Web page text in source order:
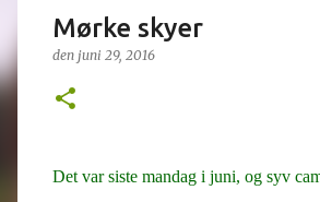
Mørke skyer
den juni 29, 2016
Det var siste mandag i juni, og syv